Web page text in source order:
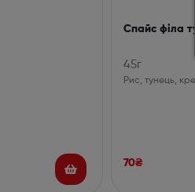
Спайс філа
45г
Рис, тунець,
70₴